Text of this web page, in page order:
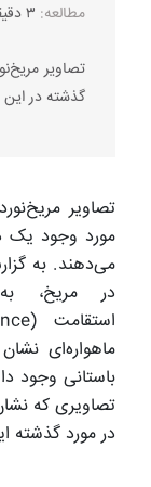
مطالعه: ۳ دقیقه
تصاویر
گذشته در این
تصاویر
مورد وجود یک
در مریخ،
ماهواره‌ای
باستانی وجود
تصاویری که
در مورد گذشته